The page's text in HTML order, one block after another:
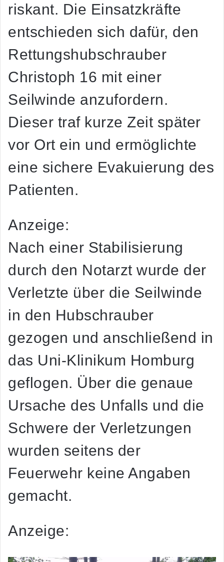
riskant. Die Einsatzkräfte
entschieden sich dafür, den
Rettungshubschrauber
Christoph 16 mit einer
Seilwinde anzufordern.
Dieser traf kurze Zeit später
vor Ort ein und ermöglichte
eine sichere Evakuierung des
Patienten.
Anzeige:
Nach einer Stabilisierung
durch den Notarzt wurde der
Verletzte über die Seilwinde
in den Hubschrauber
gezogen und anschließend in
das Uni-Klinikum Homburg
geflogen. Über die genaue
Ursache des Unfalls und die
Schwere der Verletzungen
wurden seitens der
Feuerwehr keine Angaben
gemacht.
Anzeige: